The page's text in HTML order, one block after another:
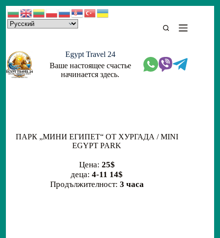
Skip
to
content
Egypt Travel 24
Ваше настоящее счастье
начинается здесь.
ПАРК „МИНИ ЕГИПЕТ“ ОТ ХУРГАДА / MINI
EGYPT PARK
Цена: 25$
деца:4-11 14$
Продължителност: 3 часа